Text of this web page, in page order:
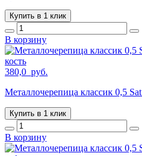
Купить в 1 клик
В корзину
380,0 руб.
Металлочерепица классик 0,5
Купить в 1 клик
В корзину